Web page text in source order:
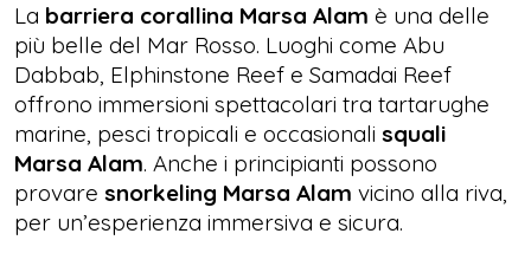
La barriera corallina Marsa Alam è una delle
più belle del Mar Rosso. Luoghi come Abu
Dabbab, Elphinstone Reef e Samadai Reef
offrono immersioni spettacolari tra tartarughe
marine, pesci tropicali e occasionali squali
Marsa Alam. Anche i principianti possono
provare snorkeling Marsa Alam vicino alla riva,
per un’esperienza immersiva e sicura.